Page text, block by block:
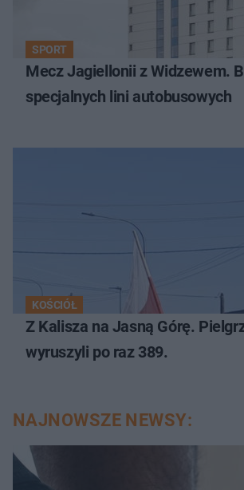
SPORT
Mecz Jagiellonii z Widzewem.
specjalnych lini autobusowych
KOŚCIÓŁ
Z Kalisza na Jasną Górę.
wyruszyli po raz 389.
NAJNOWSZE NEWSY: